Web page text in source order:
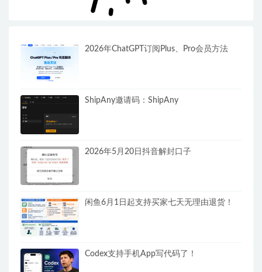
2026年ChatGPT订阅Plus、Pro会员方法
ShipAny邀请码：ShipAny
2026年5月20日抖音解封口子
闲鱼6月1日起支持买家七天无理由退货！
Codex支持手机App写代码了！